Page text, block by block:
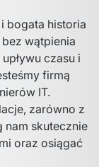
bogata historia
wątpienia
czasu i
firmą
IT.
zarówno z
nam skutecznie
oraz osiągać